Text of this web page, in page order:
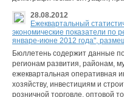
28.08.2012
Ежеквартальный
экономические показатели по
январе-июне 2012 года",
Бюллетень содержит данные
регионам развития, районам,
ежеквартальная оперативная
хозяйству, инвестициям и
розничной торговле, оптовой